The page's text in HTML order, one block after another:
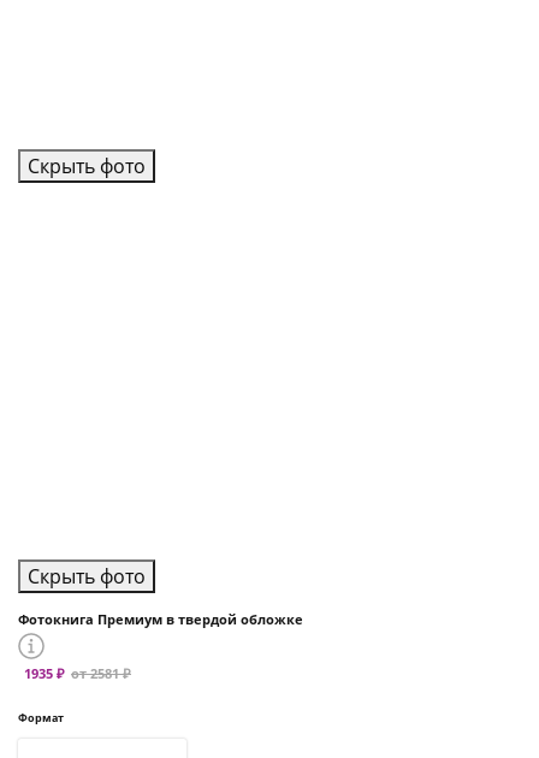
Скрыть фото
Скрыть фото
Фотокнига Премиум в твердой обложке
1935 ₽ от 2581 ₽
Формат